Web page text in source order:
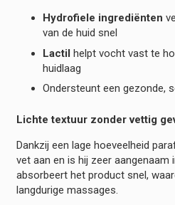
Hydrofiele ingrediënten
van de huid snel
Lactil helpt vocht vast te
huidlaag
Ondersteunt een gezonde,
Lichte textuur zonder vettig
Dankzij een lage hoeveelheid
vet aan en is hij zeer aangenaam
absorbeert het product snel,
langdurige massages.